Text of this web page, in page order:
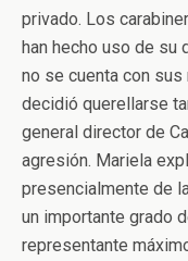
privado. Los
han hecho uso de su
no se cuenta con
decidió querellarse
general director de
agresión. Mariela
presencialmente de
un importante grado
representante